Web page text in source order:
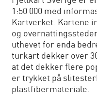
1:50 000 med
Kartverket. Kartene
og
uthevet for enda
turkart dekker over
at det dekker flere
er trykket på
plastfibermateriale.